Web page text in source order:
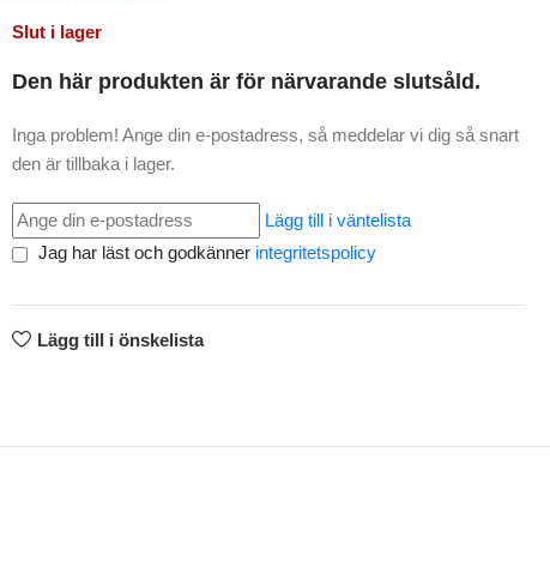
Slut i lager
Den här produkten är för närvarande slutsåld.
Inga problem! Ange din e-postadress, så meddelar vi dig så snart
den är tillbaka i lager.
Lägg till i väntelista
Jag har läst och godkänner integritetspolicy
Lägg till i önskelista